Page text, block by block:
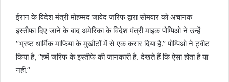
ईरान के विदेश मंत्री मोहम्मद जावेद जरिफ द्वारा सोमवार को अचानक
इस्तीफा दिए जाने के बाद अमेरिका के विदेश मंत्री माइक पोम्पिओ ने उन्हें
‘‘भ्रष्ट धार्मिक माफिया के मुखौटों में से एक करार दिया है.’’ पोम्पिओ ने ट्वीट
किया है, ‘‘हमें जरिफ के इस्तीफे की जानकारी है. देखते हैं कि ऐसा होता है या
नहीं.’’